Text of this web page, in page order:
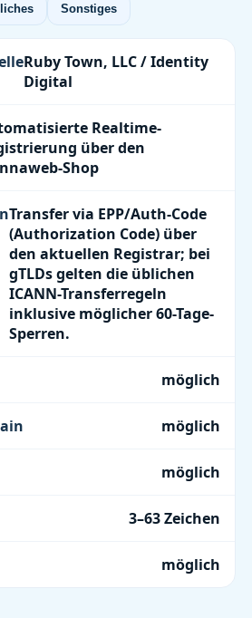
Sonstiges
Ruby Town, LLC / Identity
Digital
Realtime-
über den
Shop
Transfer via EPP/Auth-Code
(Authorization Code) über
den aktuellen Registrar; bei
gTLDs gelten die üblichen
ICANN-Transferregeln
inklusive möglicher 60-Tage-
Sperren.
möglich
möglich
möglich
3–63 Zeichen
möglich